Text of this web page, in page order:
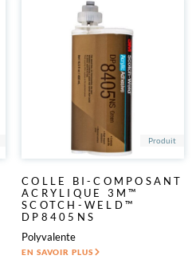
Produit
COLLE BI-COMPOSANT
ACRYLIQUE 3M™
SCOTCH-WELD™
DP8405NS
Polyvalente
EN SAVOIR PLUS